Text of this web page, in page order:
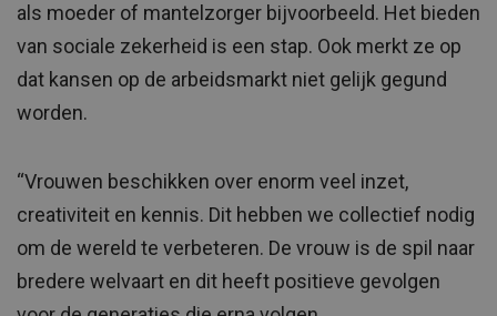
als moeder of mantelzorger bijvoorbeeld. Het bieden
van sociale zekerheid is een stap. Ook merkt ze op
dat kansen op de arbeidsmarkt niet gelijk gegund
worden.
“Vrouwen beschikken over enorm veel inzet,
creativiteit en kennis. Dit hebben we collectief nodig
om de wereld te verbeteren. De vrouw is de spil naar
bredere welvaart en dit heeft positieve gevolgen